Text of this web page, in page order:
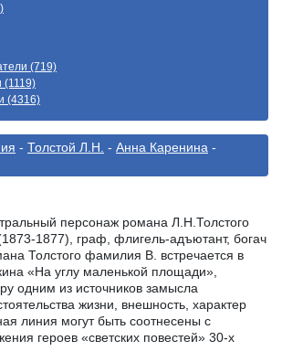
(719)
(1119)
(4316)
- Толстой Л.Н. - Анна Каренина -
персонаж романа Л.Н.Толстого
1877), граф, флигель-адъютант, богач
Толстого фамилия В. встречается в
«На углу маленькой площади»,
одним из источников замысла
жизни, внешность, характер
линия могут быть соотнесены с
героев «светских повестей» 30-х